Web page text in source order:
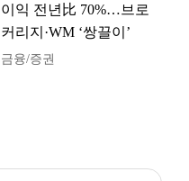
이익 전년比 70%…브로
커리지·WM ‘쌍끌이’
금융/증권